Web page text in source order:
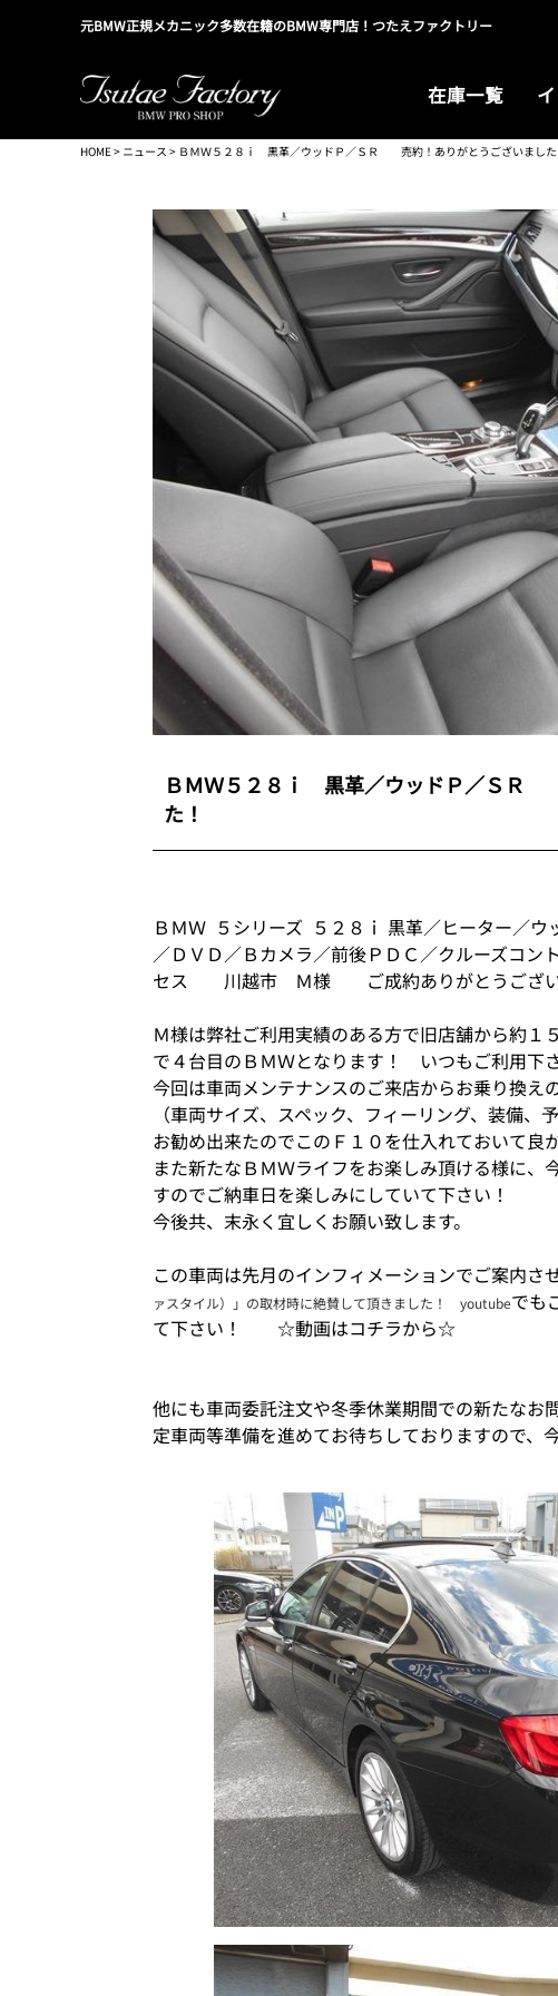
元BMW正規メカニック多数在籍のBMW専門店！つたえファクトリー
在庫一覧
HOME> ニュース > ＢＭＷ５２８ｉ 黒革／ウッドＰ／ＳＲ 売約！ありがとうございました
ＢＭＷ５２８ｉ 黒革／ウッドＰ／ＳＲ
た！
ＢＭＷ ５シリーズ ５２８ｉ 黒革／ヒーター／ウ
／ＤＶＤ／Ｂカメラ／前後ＰＤＣ／クルーズコン
セス 川越市 Ｍ様 ご成約ありがとうござい
Ｍ様は弊社ご利用実績のある方で旧店舗から約１
で４台目のＢＭＷとなります！ いつもご利用下
今回は車両メンテナンスのご来店からお乗り換え
（車両サイズ、スペック、フィーリング、装備
お勧め出来たのでこのＦ１０を仕入れておいて良
また新たなＢＭＷライフをお楽しみ頂ける様に、
すのでご納車日を楽しみにしていて下さい！
今後共、末永く宜しくお願い致します。
この車両は先月のインフィメーションでご案内さ
ァスタイル）」の取材時に絶賛して頂きました！ youtubeでも
て下さい！ ☆動画はコチラから☆
他にも車両委託注文や冬季休業期間での新たなお
定車両等準備を進めてお待ちしておりますので、